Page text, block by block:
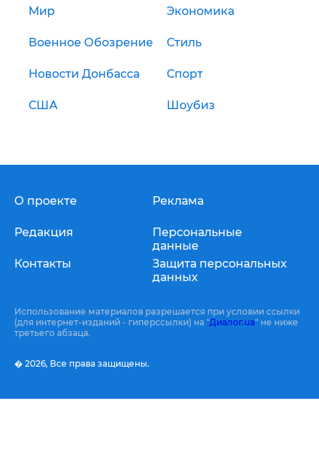
Мир Экономика
Военное Обозрение Стиль
Новости Донбасса Спорт
США Шоубиз
О проекте
Редакция
Контакты
Реклама
Персональные
данные
Защита персональных
данных
Использование материалов разрешается при условии ссылки
(для интернет-изданий - гиперссылки) на "Диалог.ua" не ниже
третьего абзаца.
� 2026, Все права защищены.